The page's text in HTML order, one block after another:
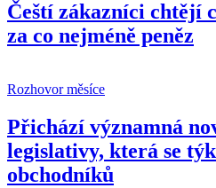
Čeští zákazníci chtějí
za co nejméně peněz
Rozhovor měsíce
Přichází významná
legislativy, která se
obchodníků